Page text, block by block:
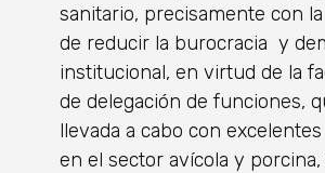
sanitario, precisamente con
de reducir la burocracia y
institucional, en virtud de la
de delegación de funciones,
llevada a cabo con
en el sector avícola y porcina,